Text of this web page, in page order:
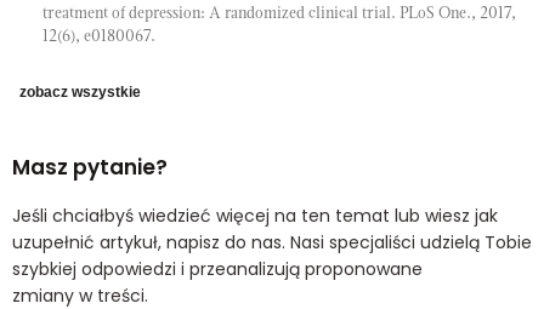
treatment of depression: A randomized clinical trial. PLoS One., 2017,
12(6), e0180067.
zobacz wszystkie
Masz pytanie?
Jeśli chciałbyś wiedzieć więcej na ten temat lub wiesz jak
uzupełnić artykuł, napisz do nas. Nasi specjaliści udzielą Tobie
szybkiej odpowiedzi i przeanalizują proponowane
zmiany w treści.